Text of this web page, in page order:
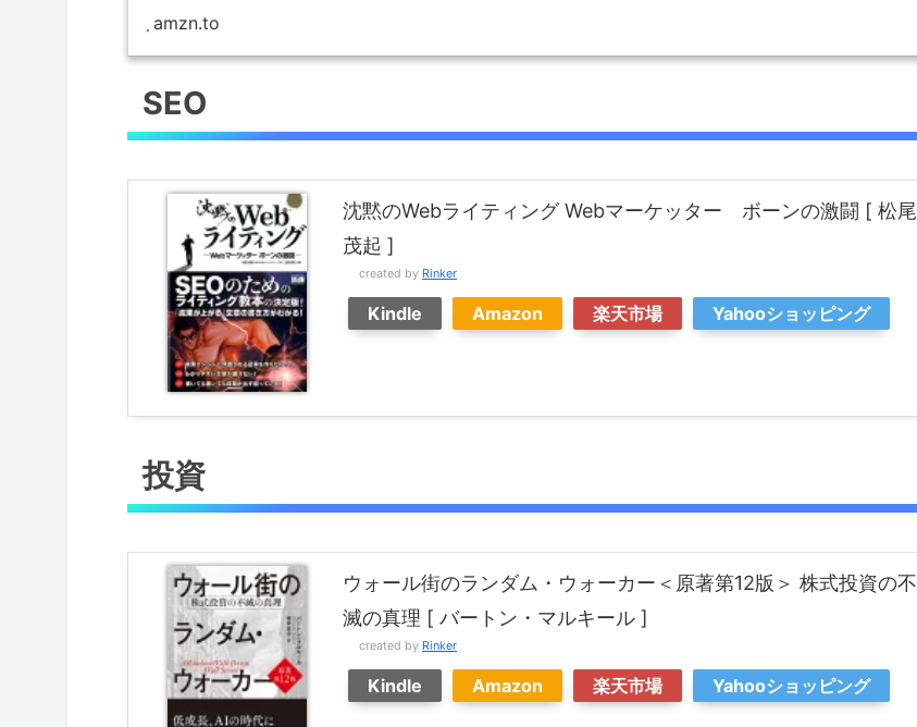
amzn.to
SEO
沈黙のWebライティング Webマーケッター ボーンの激闘 [ 松尾
茂起 ]
created by Rinker
Kindle Amazon 楽天市場 Yahooショッピング
投資
ウォール街のランダム・ウォーカー＜原著第12版＞ 株式投資の不
滅の真理 [ バートン・マルキール ]
created by Rinker
Kindle Amazon 楽天市場 Yahooショッピング